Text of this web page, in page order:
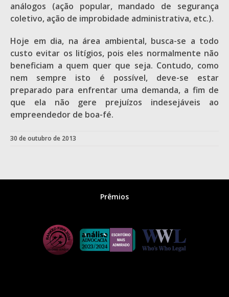
análogos (ação popular, mandado de segurança
coletivo, ação de improbidade administrativa, etc.).
Hoje em dia, na área ambiental, busca-se a todo
custo evitar os litígios, pois eles normalmente não
beneficiam a quem quer que seja. Contudo, como
nem sempre isto é possível, deve-se estar
preparado para enfrentar uma demanda, a fim de
que ela não gere prejuízos indesejáveis ao
empreendedor de boa-fé.
30 de outubro de 2013
Prêmios